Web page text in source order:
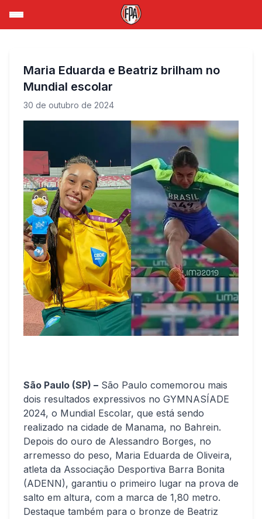
Maria Eduarda e Beatriz brilham no
Mundial escolar
30 de outubro de 2024
São Paulo (SP) – São Paulo comemorou mais
dois resultados expressivos no GYMNASÍADE
2024, o Mundial Escolar, que está sendo
realizado na cidade de Manama, no Bahrein.
Depois do ouro de Alessandro Borges, no
arremesso do peso, Maria Eduarda de Oliveira,
atleta da Associação Desportiva Barra Bonita
(ADENN), garantiu o primeiro lugar na prova de
salto em altura, com a marca de 1,80 metro.
Destaque também para o bronze de Beatriz